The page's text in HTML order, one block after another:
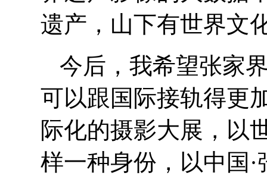
遗产，山下有世界文
今后，我希望张家
可以跟国际接轨得更
际化的摄影大展，以
样一种身份，以中国